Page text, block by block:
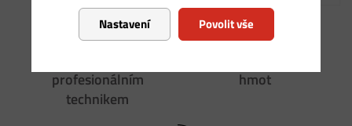
profesionálním
technikem
hmot
Nastavení Povolit vše